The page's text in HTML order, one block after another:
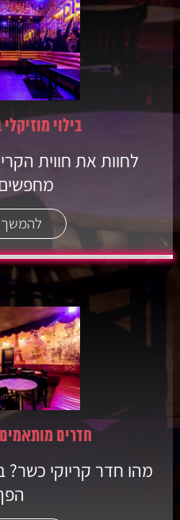
בילוי
לחוות את חווית
להמשך
חדרים
מהו חדר קריוקי כשר?